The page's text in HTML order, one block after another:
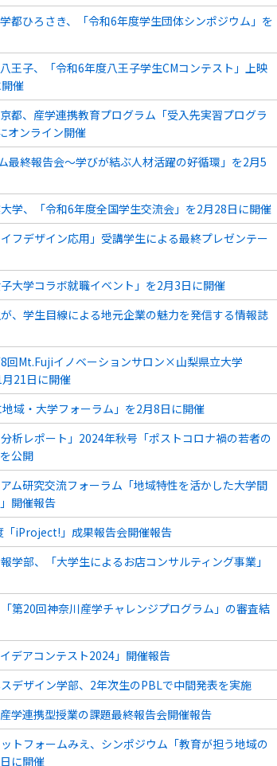
都ひろさき、「令和6年度学生団体シンポジウム」を
王子、「令和6年度八王子学生CMコンテスト」上映
催
都、産学連携教育プログラム「受入先実習プログラ
オンライン開催
最終報告会～学びが結ぶ人材活躍の好循環」を2月5
学、「令和6年度全国学生交流会」を2月28日に開催
フデザイン応用」受講学生による最終プレゼンテー
大学コラボ就職イベント」を2月3日に開催
、学生目線による地元企業の魅力を発信する情報誌
回Mt.Fujiイノベーションサロン×山梨県立大学
21日に開催
地域・大学フォーラム」を2月8日に開催
析レポート」2024年秋号「ポストコロナ禍の若者の
公開
ム研究交流フォーラム「地域特性を活かした大学間
開催報告
「iProject!」成果報告会開催報告
学部、「大学生によるお店コンサルティング事業」
第20回神奈川産学チャレンジプログラム」の審査結
デアコンテスト2024」開催報告
デザイン学部、2年次生のPBLで中間発表を実施
学連携型授業の課題最終報告会開催報告
トフォームみえ、シンポジウム「教育が担う地域の
に開催